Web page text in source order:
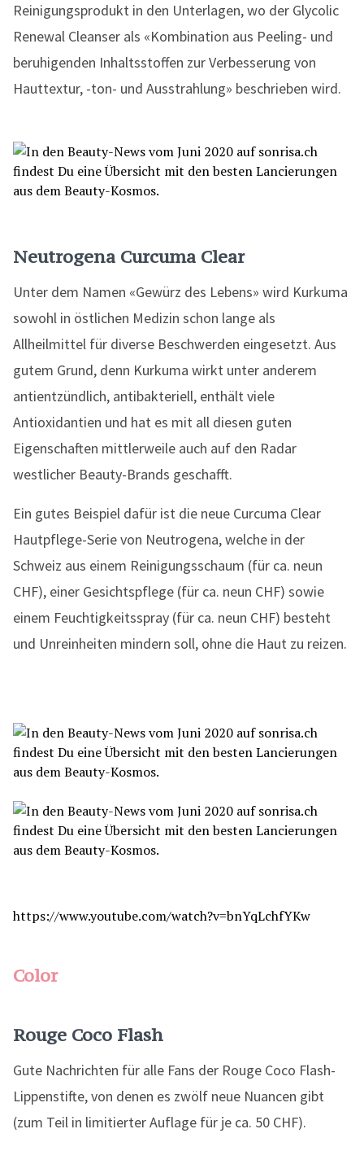
Reinigungsprodukt in den Unterlagen, wo der Glycolic
Renewal Cleanser als «Kombination aus Peeling- und
beruhigenden Inhaltsstoffen zur Verbesserung von
Hauttextur, -ton- und Ausstrahlung» beschrieben wird.
Neutrogena Curcuma Clear
Unter dem Namen «Gewürz des Lebens» wird Kurkuma
sowohl in östlichen Medizin schon lange als
Allheilmittel für diverse Beschwerden eingesetzt. Aus
gutem Grund, denn Kurkuma wirkt unter anderem
antientzündlich, antibakteriell, enthält viele
Antioxidantien und hat es mit all diesen guten
Eigenschaften mittlerweile auch auf den Radar
westlicher Beauty-Brands geschafft.
Ein gutes Beispiel dafür ist die neue Curcuma Clear
Hautpflege-Serie von Neutrogena, welche in der
Schweiz aus einem Reinigungsschaum (für ca. neun
CHF), einer Gesichtspflege (für ca. neun CHF) sowie
einem Feuchtigkeitsspray (für ca. neun CHF) besteht
und Unreinheiten mindern soll, ohne die Haut zu reizen.
https://www.youtube.com/watch?v=bnYqLchfYKw
Color
Rouge Coco Flash
Gute Nachrichten für alle Fans der Rouge Coco Flash-
Lippenstifte, von denen es zwölf neue Nuancen gibt
(zum Teil in limitierter Auflage für je ca. 50 CHF).